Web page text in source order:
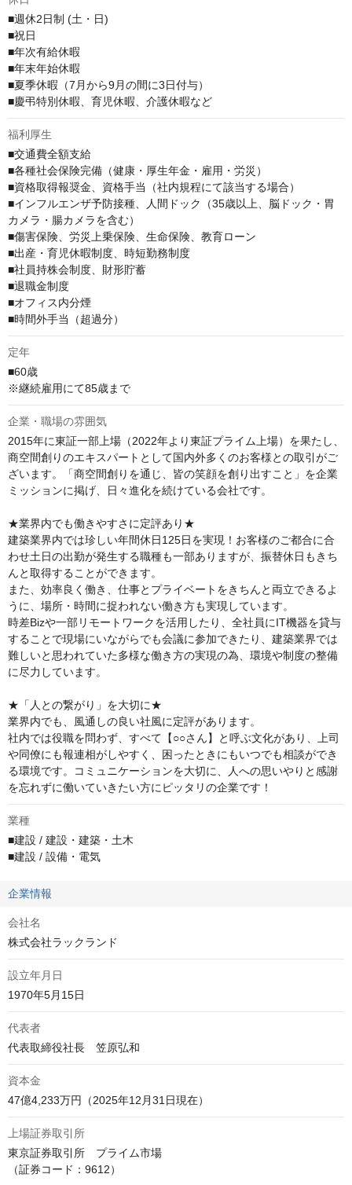
■週休2日制 (土・日)
■祝日
■年次有給休暇
■年末年始休暇
■夏季休暇（7月から9月の間に3日付与）
■慶弔特別休暇、育児休暇、介護休暇など
福利厚生
■交通費全額支給
■各種社会保険完備（健康・厚生年金・雇用・労災）
■資格取得報奨金、資格手当（社内規程にて該当する場合）
■インフルエンザ予防接種、人間ドック（35歳以上、脳ドック・胃
カメラ・腸カメラを含む）
■傷害保険、労災上乗保険、生命保険、教育ローン
■出産・育児休暇制度、時短勤務制度
■社員持株会制度、財形貯蓄
■退職金制度
■オフィス内分煙
■時間外手当（超過分）
定年
■60歳
※継続雇用にて85歳まで
企業・職場の雰囲気
2015年に東証一部上場（2022年より東証プライム上場）を果たし、
商空間創りのエキスパートとして国内外多くのお客様との取引がご
ざいます。「商空間創りを通じ、皆の笑顔を創り出すこと」を企業
ミッションに掲げ、日々進化を続けている会社です。
★業界内でも働きやすさに定評あり★
建築業界内では珍しい年間休日125日を実現！お客様のご都合に合
わせ土日の出勤が発生する職種も一部ありますが、振替休日もきち
んと取得することができます。
また、効率良く働き、仕事とプライベートをきちんと両立できるよ
うに、場所・時間に捉われない働き方も実現しています。
時差Bizや一部リモートワークを活用したり、全社員にIT機器を貸与
することで現場にいながらでも会議に参加できたり、建築業界では
難しいと思われていた多様な働き方の実現の為、環境や制度の整備
に尽力しています。
★「人との繋がり」を大切に★
業界内でも、風通しの良い社風に定評があります。
社内では役職を問わず、すべて【○○さん】と呼ぶ文化があり、上司
や同僚にも報連相がしやすく、困ったときにもいつでも相談ができ
る環境です。コミュニケーションを大切に、人への思いやりと感謝
を忘れずに働いていきたい方にピッタリの企業です！
業種
■建設 / 建設・建築・土木
■建設 / 設備・電気
企業情報
会社名
株式会社ラックランド
設立年月日
1970年5月15日
代表者
代表取締役社長　笠原弘和
資本金
上場証券取引所
東京証券取引所　プライム市場
（証券コード：9612）